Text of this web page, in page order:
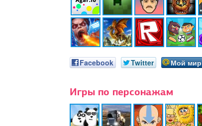
Facebook Twitter Мой мир
Игры по персонажам